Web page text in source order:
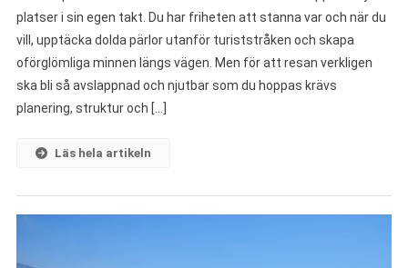
platser i sin egen takt. Du har friheten att stanna var och när du
vill, upptäcka dolda pärlor utanför turiststråken och skapa
oförglömliga minnen längs vägen. Men för att resan verkligen
ska bli så avslappnad och njutbar som du hoppas krävs
planering, struktur och […]
Läs hela artikeln